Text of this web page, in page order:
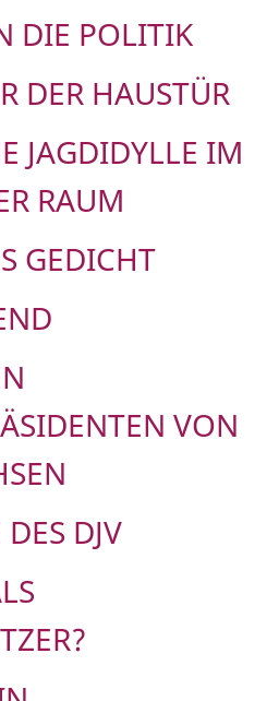
DIE POLITIK
DER HAUSTÜR
JAGDIDYLLE IM
RAUM
GEDICHT
VON
DJV